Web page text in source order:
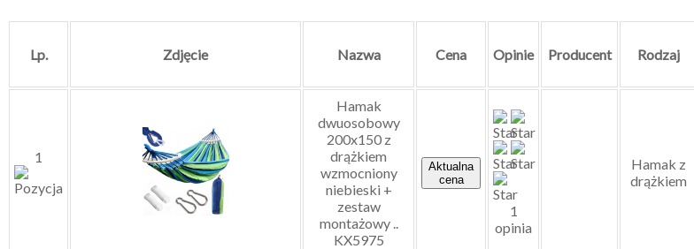
Lp. Zdjęcie Nazwa Cena Opinie Producent Rodzaj
1
Hamak
dwuosobowy
200x150 z
drążkiem
wzmocniony
niebieski +
zestaw
montażowy ..
KX5975
Aktualna
cena
1
opinia
Hamak z
drążkiem